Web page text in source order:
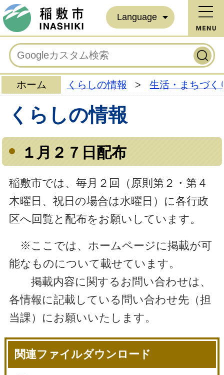
Language
ホーム くらしの情報 > 生活・まちづく
くらしの情報
１月２７日配布
稲敷市では、毎月２回（原則第２・第４
木曜日、祝日の場合は水曜日）に各行政
区へ回覧と配布をお願いしています。
※ここでは、ホームページに掲載が可
能なものについて載せています。
掲載内容に関するお問い合わせは、
各情報に記載している問い合わせ先（担
当課）にお願いいたします。
関連ファイルダウンロード